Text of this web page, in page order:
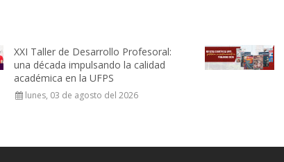
XXI Taller de Desarrollo Profesoral:
una década impulsando la calidad
académica en la UFPS
lunes, 03 de agosto del 2026